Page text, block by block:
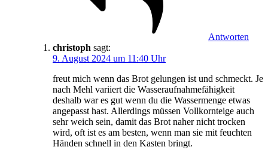
Antworten
christoph sagt:
9. August 2024 um 11:40 Uhr
freut mich wenn das Brot gelungen ist und schmeckt. Je
nach Mehl variiert die Wasseraufnahmefähigkeit
deshalb war es gut wenn du die Wassermenge etwas
angepasst hast. Allerdings müssen Vollkornteige auch
sehr weich sein, damit das Brot naher nicht trocken
wird, oft ist es am besten, wenn man sie mit feuchten
Händen schnell in den Kasten bringt.